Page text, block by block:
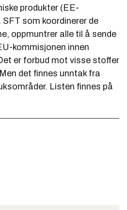
produkter (EE-
som koordinerer de
oppmuntrer alle til å sende
kommisjonen innen
er forbud mot visse stoffer
det finnes unntak fra
Listen finnes på